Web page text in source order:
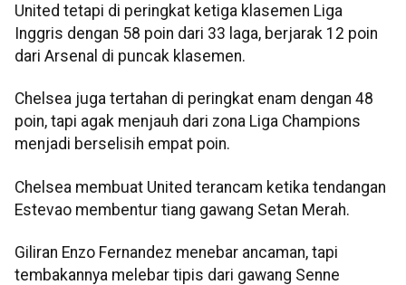
United tetapi di peringkat ketiga klasemen Liga
Inggris dengan 58 poin dari 33 laga, berjarak 12 poin
dari Arsenal di puncak klasemen.
Chelsea juga tertahan di peringkat enam dengan 48
poin, tapi agak menjauh dari zona Liga Champions
menjadi berselisih empat poin.
Chelsea membuat United terancam ketika tendangan
Estevao membentur tiang gawang Setan Merah.
Giliran Enzo Fernandez menebar ancaman, tapi
tembakannya melebar tipis dari gawang Senne